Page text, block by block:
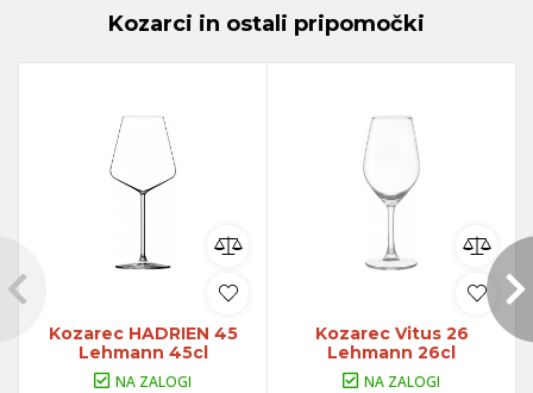
Kozarci in ostali pripomočki
Kozarec HADRIEN 45
Lehmann 45cl
NA ZALOGI
Kozarec Vitus 26
Lehmann 26cl
NA ZALOGI